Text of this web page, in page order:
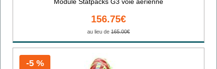
156.75€
au lieu de 165.00€
-5 %